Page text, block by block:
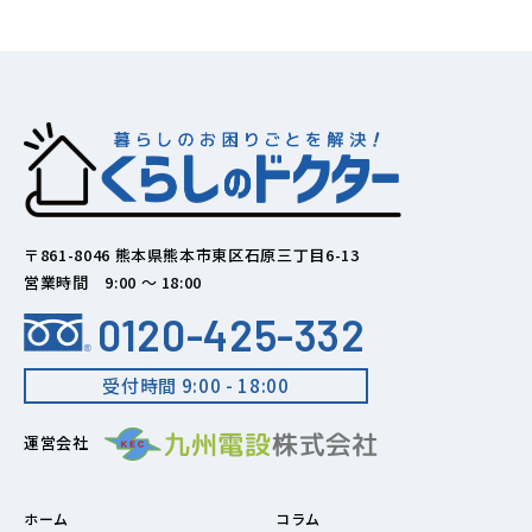
〒861-8046 熊本県熊本市東区石原三丁目6-13
営業時間 9:00 ～ 18:00
0120-425-332
受付時間 9:00 - 18:00
運営会社
ホーム コラム